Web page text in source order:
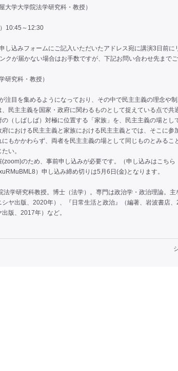
大学大学院法学研究科・教授）
10:45～12:30
し込みフォームにご記入いただいたアドレス宛に講演3日前に
クが届かない場合はお手数ですが、下記お問い合わせ先までご
研究科・教授）
注目を集めるようになっており、その中で民主主義の理念や
民主主義を国家・政府に関わるものとして捉えている点で共
（しばしば）対極に位置する「家族」を、民主主義の場とし
における民主主義と家族における民主主義とでは、そこに参
もかかわらず、両者を民主主義の場として同じものとみるこ
い。
のため、事前申し込みが必要です。（申し込みはこちら
）申し込み締め切りは5月6日(金)となります。
法学研究科教授。博士（法学）。専門は政治学・政治理論。
ヤ出版、2020年）、『日常生活と政治』（編著、岩波書店
版、2017年）など。